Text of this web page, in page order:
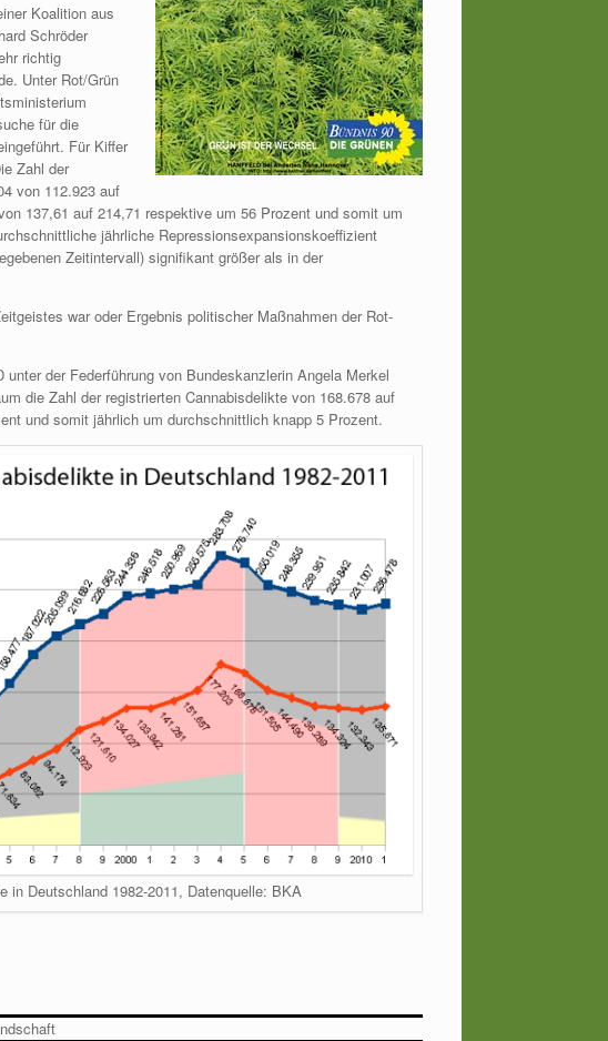
Koalition aus
Schröder
richtig
Unter Rot/Grün
für die
Für Kiffer
Zahl der
von 112.923 auf
137,61 auf 214,71 respektive um 56 Prozent und somit um
jährliche Repressionsexpansionskoeffizient
Zeitintervall) signifikant größer als in der
war oder Ergebnis politischer Maßnahmen der Rot-
der Federführung von Bundeskanzlerin Angela Merkel
die Zahl der registrierten Cannabisdelikte von 168.678 auf
und somit jährlich um durchschnittlich knapp 5 Prozent.
in Deutschland 1982-2011, Datenquelle: BKA